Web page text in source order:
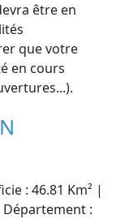
être en
que votre
en cours
: 46.81 Km² |
: